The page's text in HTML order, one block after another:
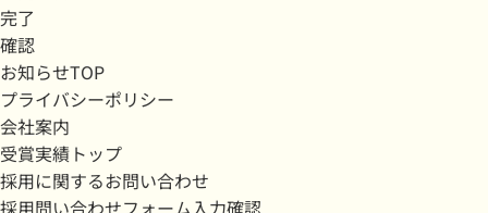
完了
確認
お知らせTOP
プライバシーポリシー
会社案内
受賞実績トップ
採用に関するお問い合わせ
採用問い合わせフォーム入力確認